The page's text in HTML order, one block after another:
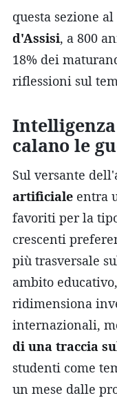
questa sezione
d'Assisi, a 800
18% dei
riflessioni sul
calano le
Sul versante
artificiale entra
favoriti per la
crescenti
più trasversale
ambito
ridimensiona
internazionali,
di una traccia
studenti come
un mese dalle